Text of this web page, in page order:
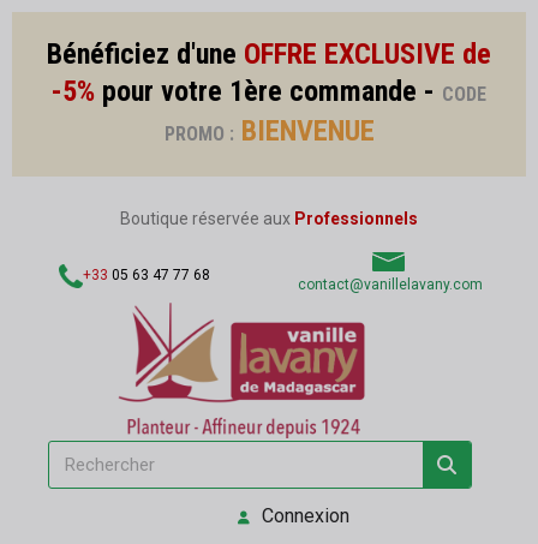
Bénéficiez d'une OFFRE EXCLUSIVE de
-5% pour votre 1ère commande - CODE
PROMO : BIENVENUE
Boutique réservée aux Professionnels
+33 05 63 47 77 68
contact@vanillelavany.com
Connexion